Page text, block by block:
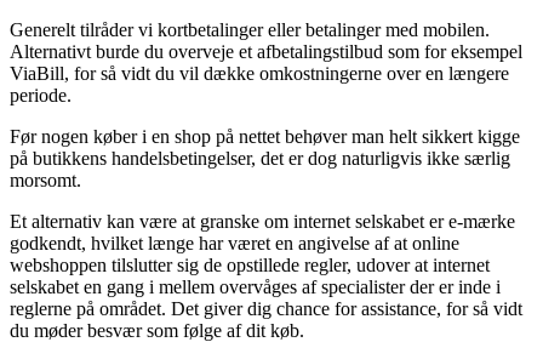
Generelt tilråder vi kortbetalinger eller betalinger med mobilen.
Alternativt burde du overveje et afbetalingstilbud som for eksempel
ViaBill, for så vidt du vil dække omkostningerne over en længere
periode.
Før nogen køber i en shop på nettet behøver man helt sikkert kigge
på butikkens handelsbetingelser, det er dog naturligvis ikke særlig
morsomt.
Et alternativ kan være at granske om internet selskabet er e-mærke
godkendt, hvilket længe har været en angivelse af at online
webshoppen tilslutter sig de opstillede regler, udover at internet
selskabet en gang i mellem overvåges af specialister der er inde i
reglerne på området. Det giver dig chance for assistance, for så vidt
du møder besvær som følge af dit køb.